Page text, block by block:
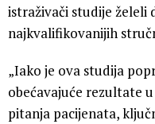
istraživači studije želeli
najkvalifikovanijih
„Iako je ova studija
obećavajuće rezultate
pitanja pacijenata,